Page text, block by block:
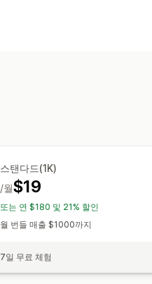
스탠다드(1K)
$19
/월
또는 연 $180 및 21% 할인
월 번들 매출 $1000까지
7일 무료 체험